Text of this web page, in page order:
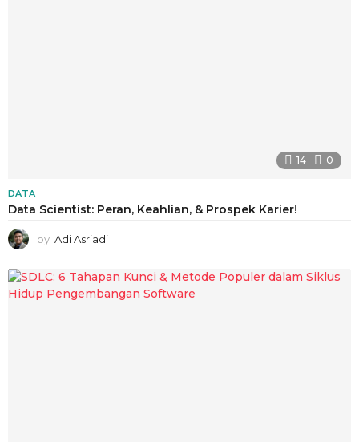
14 0
DATA
Data Scientist: Peran, Keahlian, & Prospek Karier!
by Adi Asriadi